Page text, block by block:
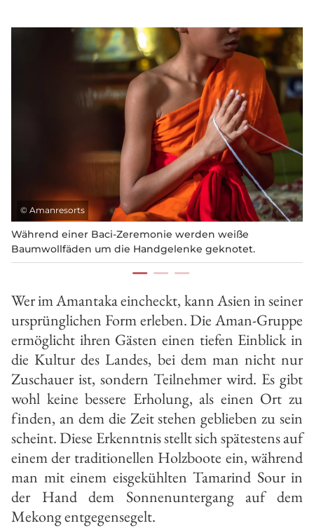
© Amanresorts
Während einer Baci-Zeremonie werden weiße
Baumwollfäden um die Handgelenke geknotet.
Wer im Amantaka eincheckt, kann Asien in seiner
ursprünglichen Form erleben. Die Aman-Gruppe
ermöglicht ihren Gästen einen tiefen Einblick in
die Kultur des Landes, bei dem man nicht nur
Zuschauer ist, sondern Teilnehmer wird. Es gibt
wohl keine bessere Erholung, als einen Ort zu
finden, an dem die Zeit stehen geblieben zu sein
scheint. Diese Erkenntnis stellt sich spätestens auf
einem der traditionellen Holzboote ein, während
man mit einem eisgekühlten Tamarind Sour in
der Hand dem Sonnenuntergang auf dem
Mekong entgegensegelt.